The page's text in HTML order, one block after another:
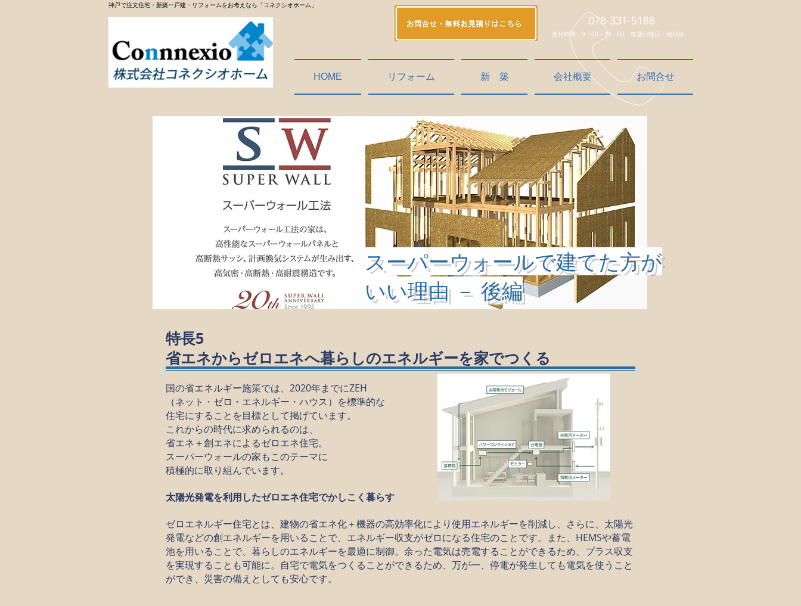
神戸で注文住宅・新築一戸建・リフォームをお考えなら「コネクシオホーム」
​078-331-5188
受付時間：9：00～18：00 毎週日曜日・祝日休
HOME リフォーム 新 築 会社概要 お問合せ
スーパーウォールで建てた方が
​いい理由 － 後編
特長5
省エネからゼロエネへ暮らしのエネルギーを家でつくる
国の省エネルギー施策では、2020年までにZEH
（ネット・ゼロ・エネルギー・ハウス）を標準的な
住宅にすることを目標として掲げています。
これからの時代に求められるのは、
省エネ＋創エネによるゼロエネ住宅。
スーパーウォールの家もこのテーマに
積極的に取り組んでいます。
太陽光発電を利用したゼロエネ住宅でかしこく暮らす
ゼロエネルギー住宅とは、建物の省エネ化＋機器の高効率化により使用エネルギーを削減し、さらに、太陽光
発電などの創エネルギーを用いることで、エネルギー収支がゼロになる住宅のことです。また、HEMSや蓄電
池を用いることで、暮らしのエネルギーを最適に制御。余った電気は売電することができるため、プラス収支
を実現することも可能に。自宅で電気をつくることができるため、万が一、停電が発生しても電気を使うこと
ができ、災害の備えとしても安心です。